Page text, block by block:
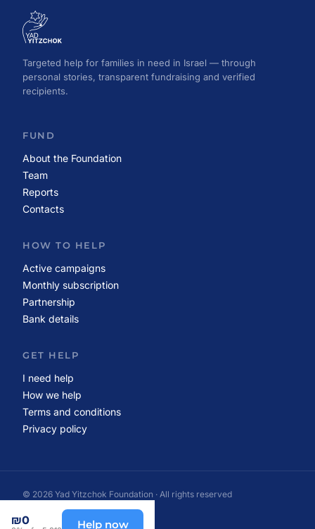
₪0 Help now
Targeted help for families in need in Israel — through
personal stories, transparent fundraising and verified
recipients.
FUND
About the Foundation
Team
Reports
Contacts
HOW TO HELP
Active campaigns
Monthly subscription
Partnership
Bank details
GET HELP
I need help
How we help
Terms and conditions
Privacy policy
© 2026 Yad Yitzchok Foundation · All rights reserved